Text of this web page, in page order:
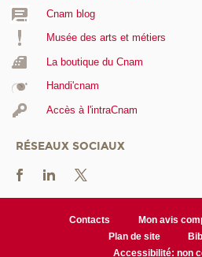
Cnam blog
Musée des arts et métiers
La boutique du Cnam
Handi'cnam
Accès à l'intraCnam
RÉSEAUX SOCIAUX
Contacts Mon avis
Plan de site
Accessibilité: non